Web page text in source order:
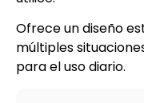
Ofrece un diseño
múltiples
para el uso diario.